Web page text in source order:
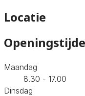
Locatie
Maandag
8.30 - 17.00
Dinsdag